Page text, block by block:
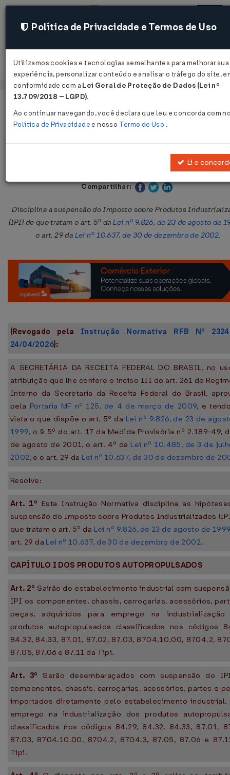
Acessar
15/06/2009
Publicado no DOU em 16 jun 2009
Compartilhar:
Disciplina a suspensão do Imposto sobre Produtos
(IPI) de que tratam o art. 5º daLei nº 9.826, de 23 de agosto de
o art. 29 da Lei nº 10.637, de 30 de dezembro de 2002.
(Revogado pela Instrução Normativa RFB Nº
24/04/2026):
A SECRETÁRIA DA RECEITA FEDERAL DO BRASIL, no
atribuição que lhe confere o inciso III do art. 261 do
Interno da Secretaria da Receita Federal do Brasil,
pela Portaria MF nº 125, de 4 de março de 2009, e
vista o que dispõe o art. 5º da Lei nº 9.826, de 23 de
1999, o § 5º do art. 17 da Medida Provisória nº 2.189-49,
de agosto de 2001, o art. 4º da Lei nº 10.485, de 3 de
2002, e o art. 29 da Lei nº 10.637, de 30 de dezembro de
Resolve:
Art. 1º Esta Instrução Normativa disciplina as
suspensão do Imposto sobre Produtos Industrializados
que tratam o art. 5º da Lei nº 9.826, de 23 de agosto de
art. 29 da Lei nº 10.637, de 30 de dezembro de 2002.
CAPÍTULO I DOS PRODUTOS AUTOPROPULSADOS
Art. 2º Sairão do estabelecimento industrial com
IPI os componentes, chassis, carroçarias, acessórios,
peças, adquiridos para emprego na industrialização
produtos autopropulsados classificados nos códigos
84.32, 84.33, 87.01, 87.02, 87.03, 8704.10.00, 8704.2,
87.05, 87.06 e 87.11 da Tipi.
Art. 3º Serão desembaraçados com suspensão do
componentes, chassis, carroçarias, acessórios, partes e
importados diretamente pelo estabelecimento industrial,
emprego na industrialização dos produtos
classificados nos códigos 84.29, 84.32, 84.33, 87.01,
87.03, 8704.10.00, 8704.2, 8704.3, 87.05, 87.06 e
Tipi.
Política de Privacidade e Termos de Uso
Utilizamos cookies e tecnologias semelhantes para melhorar sua
experiência, personalizar conteúdo e analisar o tráfego do site,
conformidade com a Lei Geral de Proteção de Dados (Lei nº
13.709/2018 – LGPD).
Ao continuar navegando, você declara que leu e concorda com
Política de Privacidade e nosso Termo de Uso .
Li e